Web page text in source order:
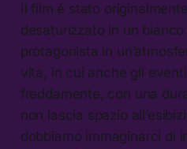
Il film è stato
desaturizzato in un
protagonista in
vita, in cui anche gli
freddamente, con una
non lascia spazio
dobbiamo immaginarci di